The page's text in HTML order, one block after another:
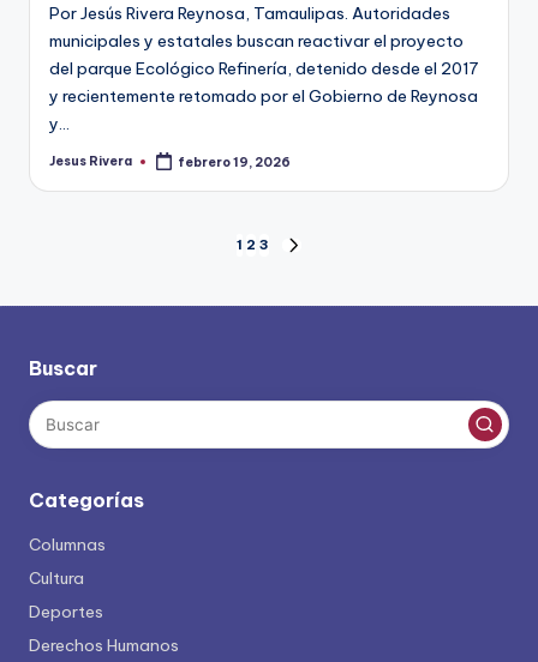
Por Jesús Rivera Reynosa, Tamaulipas. Autoridades
municipales y estatales buscan reactivar el proyecto
del parque Ecológico Refinería, detenido desde el 2017
y recientemente retomado por el Gobierno de Reynosa
y…
Publicado
Jesus Rivera febrero 19, 2026
de
1 2 3
Buscar
Categorías
Columnas
Cultura
Deportes
Derechos Humanos